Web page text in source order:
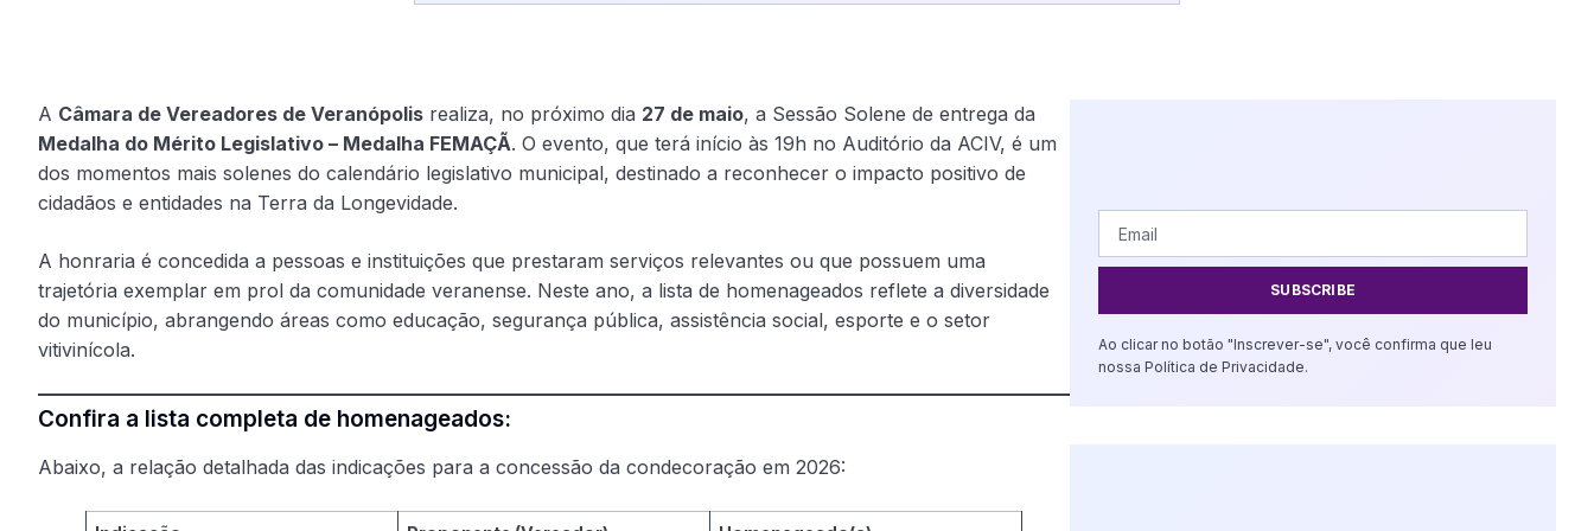
A Câmara de Vereadores de Veranópolis realiza, no próximo dia 27 de maio, a Sessão Solene de entrega da
Medalha do Mérito Legislativo – Medalha FEMAÇÃ. O evento, que terá início às 19h no Auditório da ACIV, é um
dos momentos mais solenes do calendário legislativo municipal, destinado a reconhecer o impacto positivo de
cidadãos e entidades na Terra da Longevidade.
A honraria é concedida a pessoas e instituições que prestaram serviços relevantes ou que possuem uma
trajetória exemplar em prol da comunidade veranense. Neste ano, a lista de homenageados reflete a diversidade
do município, abrangendo áreas como educação, segurança pública, assistência social, esporte e o setor
vitivinícola.
Confira a lista completa de homenageados:
Abaixo, a relação detalhada das indicações para a concessão da condecoração em 2026:
SUBSCRIBE
Ao clicar no botão "Inscrever-se", você confirma que leu
nossa Política de Privacidade.